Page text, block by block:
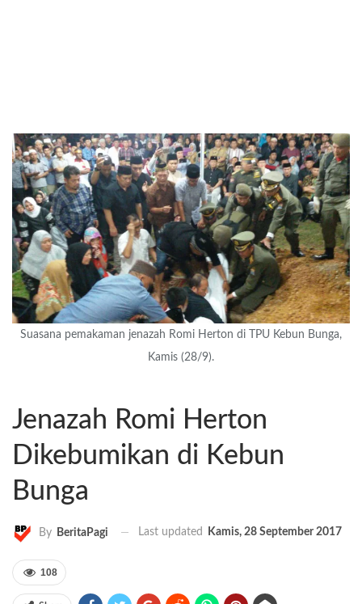
Suasana pemakaman jenazah Romi Herton di TPU Kebun Bunga,
Kamis (28/9).
Jenazah Romi Herton
Dikebumikan di Kebun
Bunga
By BeritaPagi Last updated Kamis, 28 September 2017
108